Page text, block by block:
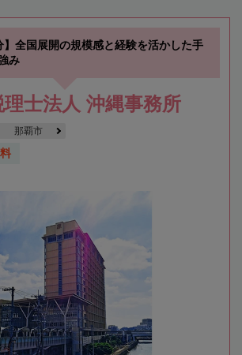
】全国展開の規模感と経験を活かした手
み
士法人 沖縄事務所
那覇市